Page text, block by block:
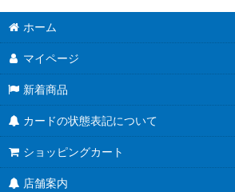
ホーム
マイページ
新着商品
カードの状態表記について
ショッピングカート
店舗案内